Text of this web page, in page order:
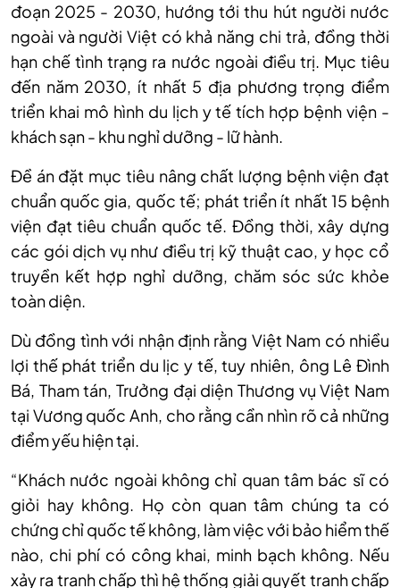
đoạn 2025 - 2030, hướng tới thu hút người nước
ngoài và người Việt có khả năng chi trả, đồng thời
hạn chế tình trạng ra nước ngoài điều trị. Mục tiêu
đến năm 2030, ít nhất 5 địa phương trọng điểm
triển khai mô hình du lịch y tế tích hợp bệnh viện -
khách sạn - khu nghỉ dưỡng - lữ hành.
Đề án đặt mục tiêu nâng chất lượng bệnh viện đạt
chuẩn quốc gia, quốc tế; phát triển ít nhất 15 bệnh
viện đạt tiêu chuẩn quốc tế. Đồng thời, xây dựng
các gói dịch vụ như điều trị kỹ thuật cao, y học cổ
truyền kết hợp nghỉ dưỡng, chăm sóc sức khỏe
toàn diện.
Dù đồng tình với nhận định rằng Việt Nam có nhiều
lợi thế phát triển du lịc y tế, tuy nhiên, ông Lê Đình
Bá, Tham tán, Trưởng đại diện Thương vụ Việt Nam
tại Vương quốc Anh, cho rằng cần nhìn rõ cả những
điểm yếu hiện tại.
“Khách nước ngoài không chỉ quan tâm bác sĩ có
giỏi hay không. Họ còn quan tâm chúng ta có
chứng chỉ quốc tế không, làm việc với bảo hiểm thế
nào, chi phí có công khai, minh bạch không. Nếu
xảy ra tranh chấp thì hệ thống giải quyết tranh chấp